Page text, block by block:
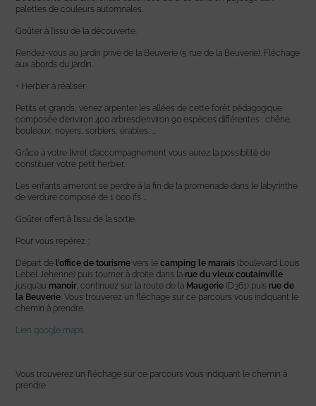
palettes de couleurs automnales.
Goûter à l’issu de la découverte.
Rendez-vous au jardin privé de la Beuverie (5 rue de la Beuverie). Fléchage
aux abords du jardin.
+ Herbier à réaliser
Petits et grands, venez arpenter les allées de cette forêt pédagogique
composée d’environ 400 arbresd’environ 90 espèces différentes : chêne,
bouleaux, noyers, sorbiers, érables, …
Grâce à votre livret d’accompagnement vous aurez la possibilité de
constituer votre petit herbier.
Les enfants aimeront se perdre à la fin de la promenade dans le labyrinthe
de verdure composé de 1 000 ifs …
Goûter offert à l’issu de la sortie.
Pour vous repérez :
Départ de l’office de tourisme vers lecamping le marais (boulevard Louis
Lebel Jehenne) puis tourner à droite dans la rue du vieux coutainville
jusqu’au manoir, continuez sur la route de la Maugerie (D361) puis rue de
la Beuverie. Vous trouverez un fléchage sur ce parcours vous indiquant le
chemin à prendre.
Lien google maps
Vous trouverez un fléchage sur ce parcours vous indiquant le chemin à
prendre